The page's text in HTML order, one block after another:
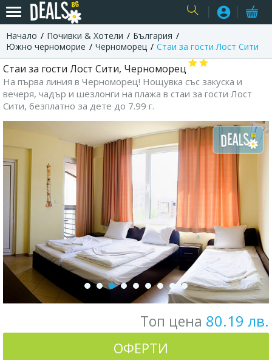
Начало Почивки & Хотели
България
Южно черноморие
Черноморец Стаи за гости Лост Сити
Стаи за гости Лост Сити, Черноморец
На първа линия в Черноморец! Нощувка със закуска и
вечеря, чадър и шезлонги на плажа в стаи за гости Лост
Сити, безплатно за дете до 7.99 г.
Топ цена 80.19 лв.
ОФЕРТИ